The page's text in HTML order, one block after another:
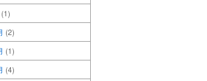
(1)
(2)
(1)
(4)